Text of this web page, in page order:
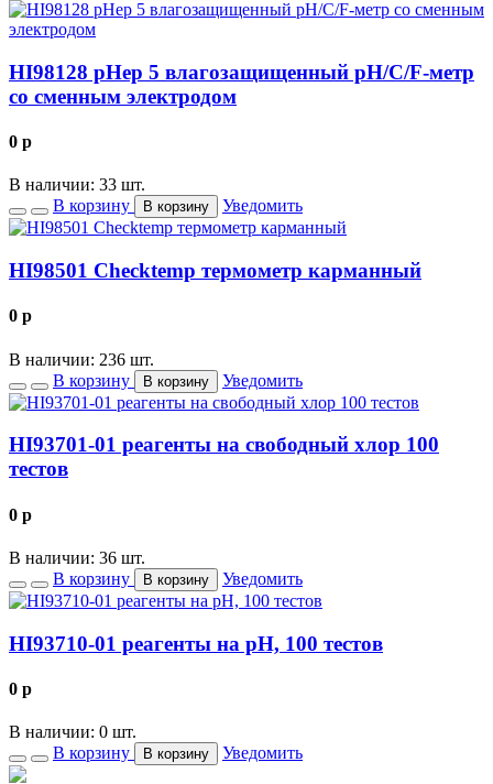
HI98128 pHep 5 влагозащищенный рН/С/F-метр
со сменным электродом
0 p
В наличии: 33 шт.
В корзину
В корзину Уведомить
HI98501 Checktemp термометр карманный
0 p
В наличии: 236 шт.
В корзину
В корзину Уведомить
HI93701-01 реагенты на свободный хлор 100
тестов
0 p
В наличии: 36 шт.
В корзину
В корзину Уведомить
HI93710-01 реагенты на рН, 100 тестов
0 p
В наличии: 0 шт.
В корзину
В корзину Уведомить